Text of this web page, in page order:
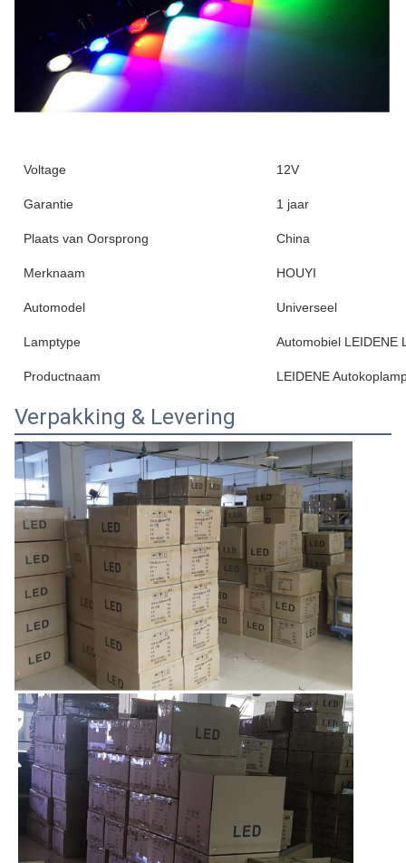
Voltage 12V
Garantie 1 jaar
Plaats van Oorsprong China
Merknaam HOUYI
Automodel Universeel
Lamptype Automobiel LEIDENE
Productnaam LEIDENE
Verpakking & Levering